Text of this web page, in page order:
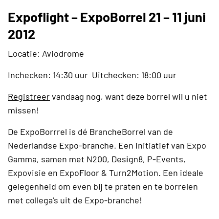
Expoflight – ExpoBorrel 21 – 11 juni
2012
Locatie: Aviodrome
Inchecken: 14:30 uur Uitchecken: 18:00 uur
Registreervandaag nog, want deze borrel wil u niet
missen!
De ExpoBorrrel is dé BrancheBorrel van de
Nederlandse Expo-branche. Een initiatief van Expo
Gamma, samen met N200, Design8, P-Events,
Expovisie en ExpoFloor & Turn2Motion. Een ideale
gelegenheid om even bij te praten en te borrelen
met collega's uit de Expo-branche!